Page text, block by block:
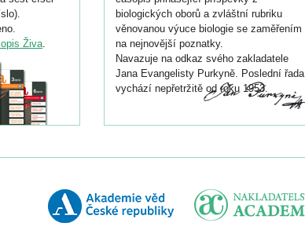
Živa.
biologických oborů a zvláštní rubriku
věnovanou výuce biologie se zaměřením
na nejnovější poznatky.
Navazuje na odkaz svého zakladatele
Jana Evangelisty Purkyně. Poslední řada
vychází nepřetržitě od roku 1953.